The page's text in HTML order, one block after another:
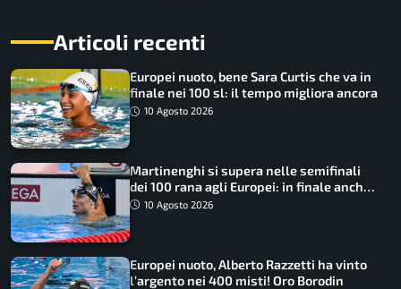
Articoli recenti
Europei nuoto, bene Sara Curtis che va in
finale nei 100 sl: il tempo migliora ancora
10 Agosto 2026
Martinenghi si supera nelle semifinali
dei 100 rana agli Europei: in finale anche
Cerasuolo
10 Agosto 2026
Europei nuoto, Alberto Razzetti ha vinto
l’argento nei 400 misti! Oro Borodin